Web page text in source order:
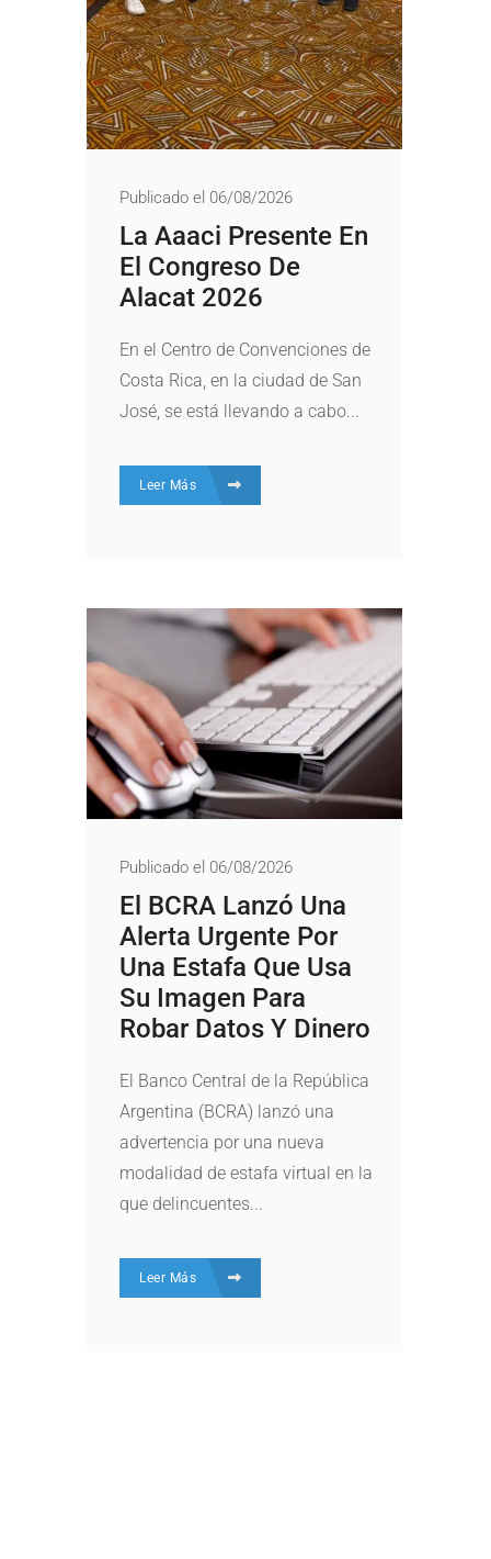
Publicado el 06/08/2026
La Aaaci Presente En
El Congreso De
Alacat 2026
En el Centro de Convenciones de
Costa Rica, en la ciudad de San
José, se está llevando a cabo...
Leer Más
Publicado el 06/08/2026
El BCRA Lanzó Una
Alerta Urgente Por
Una Estafa Que Usa
Su Imagen Para
Robar Datos Y Dinero
El Banco Central de la República
Argentina (BCRA) lanzó una
advertencia por una nueva
modalidad de estafa virtual en la
que delincuentes...
Leer Más